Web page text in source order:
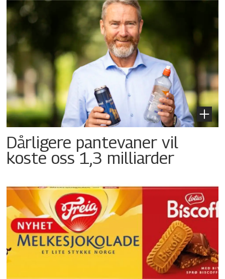
Dårligere pantevaner vil
koste oss 1,3 milliarder